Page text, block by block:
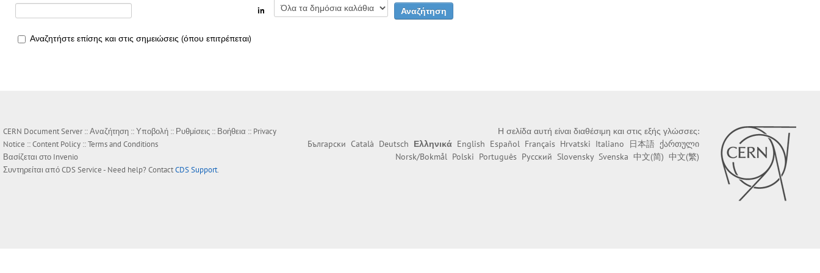
in
Αναζητήστε επίσης και στις σημειώσεις (όπου επιτρέπεται)
CERN Document Server ::Αναζήτηση ::Υποβολή :: Ρυθμίσεις :: Βοήθεια :: Privacy
Notice ::Content Policy ::Terms and Conditions
Βασίζεται στο Invenio
Συντηρείται απόCDS Service- Need help? ContactCDS Support.
Η σελίδα αυτή είναι διαθέσιμη και στις εξής γλώσσες:
Български Català Deutsch Ελληνικά English Español Français Hrvatski Italiano 日本語 ქართული
Norsk/Bokmål Polski Português Русский Slovensky Svenska 中文(简) 中文(繁)